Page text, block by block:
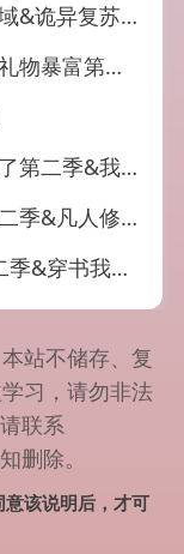
诡域（48集）AI短剧
富第二季（30集）AI短剧
了第二季（82集）AI短剧
第二季（66集）AI短剧
二季（21集）AI短剧
站不储存、复
习，请勿非法
联系
删除。
该说明后，才可